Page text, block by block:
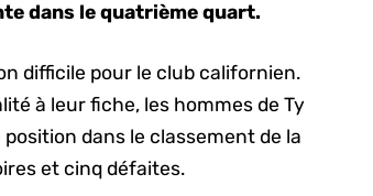
dans le quatrième quart.
difficile pour le club californien.
à leur fiche, les hommes de Ty
dans le classement de la
et cinq défaites.